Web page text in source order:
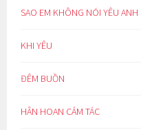
SAO EM KHÔNG NÓI YÊU ANH
KHI YÊU
ĐÊM BUỒN
HÂN HOAN CẢM TÁC